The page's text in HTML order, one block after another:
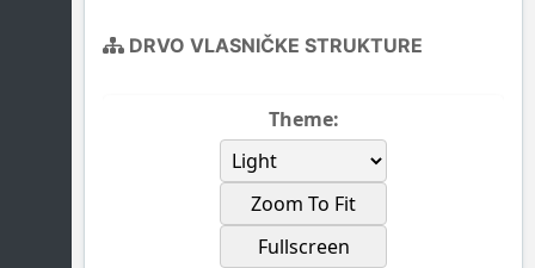
DRVO VLASNIČKE STRUKTURE
Theme:
Zoom To Fit
Fullscreen